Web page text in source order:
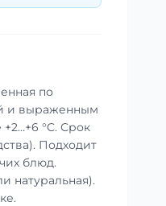
по
и выраженным
°C. Срок
Подходит
блюд.
натуральная).